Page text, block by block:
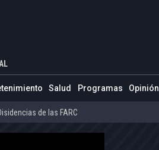
Salud Programas Opinión
de las FARC
Venezuela Nicolás Maduro
de las FARC